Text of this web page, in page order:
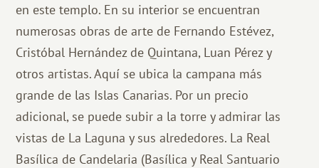
en este templo. En su interior se encuentran
numerosas obras de arte de Fernando Estévez,
Cristóbal Hernández de Quintana, Luan Pérez y
otros artistas. Aquí se ubica la campana más
grande de las Islas Canarias. Por un precio
adicional, se puede subir a la torre y admirar las
vistas de La Laguna y sus alrededores. La Real
Basílica de Candelaria (Basílica y Real Santuario